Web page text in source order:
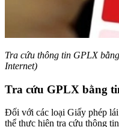
Tra cứu thông tin GPLX
Internet)
Tra cứu GPLX bằng
Đối với các loại Giấy phép
thể thực hiện tra cứu thông